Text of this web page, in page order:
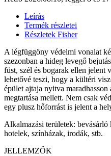
Leírás
Termék részletei
Részletek Fisher
A légfüggöny védelmi vonalat
szezonban a hideg levegő
füst, szél és bogarak ellen jelent
lehetővé teszi, hogy a kültéri
épület ajtaja nyitva
megtartása mellett. Nem csak
egy plusz hőforrást is jelent a
Alkalmazási területek:
hotelek, színházak, irodák, stb.
JELLEMZŐK